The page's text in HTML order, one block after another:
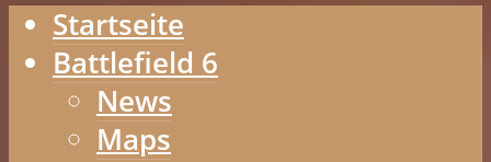
Startseite
Battlefield 6
News
Maps